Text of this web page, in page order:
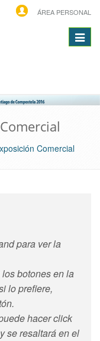
ÁREA PERSONAL
Toggle
Comercial
para ver la
botones en la
lo prefiere,
hacer click
se resaltará en el